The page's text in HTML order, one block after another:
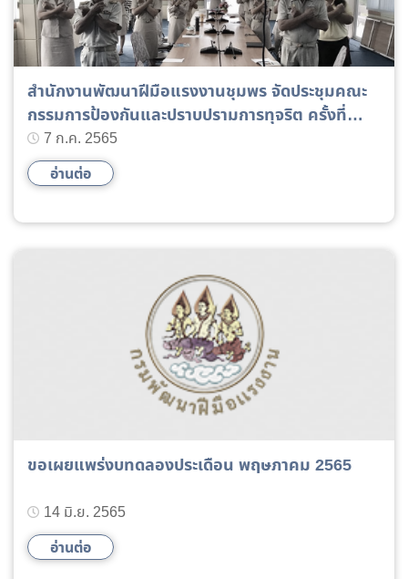
สำนักงานพัฒนาฝีมือแรงงานชุมพร จัดประชุมคณะ
กรรมการป้องกันและปราบปรามการทุจริต ครั้งที่
2/2565
7 ก.ค. 2565
อ่านต่อ
ขอเผยแพร่งบทดลองประเดือน พฤษภาคม 2565
14 มิ.ย. 2565
อ่านต่อ